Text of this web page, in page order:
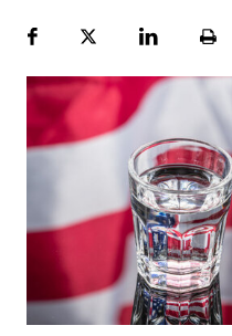
FacebookPlattformLinekdInSeite